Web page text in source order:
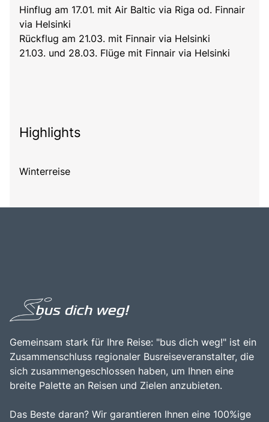
Hinflug am 17.01. mit Air Baltic via Riga od. Finnair
via Helsinki
Rückflug am 21.03. mit Finnair via Helsinki
21.03. und 28.03. Flüge mit Finnair via Helsinki
Highlights
Winterreise
Gemeinsam stark für Ihre Reise: "bus dich weg!" ist ein
Zusammenschluss regionaler Busreiseveranstalter, die
sich zusammengeschlossen haben, um Ihnen eine
breite Palette an Reisen und Zielen anzubieten.
Das Beste daran? Wir garantieren Ihnen eine 100%ige